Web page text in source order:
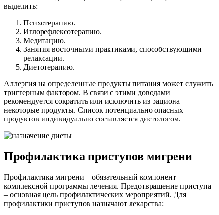
выделить:
Психотерапию.
Иглорефлексотерапию.
Медитацию.
Занятия восточными практиками, способствующими
релаксации.
Диетотерапию.
Аллергия на определенные продукты питания может служить
триггерным фактором. В связи с этими доводами
рекомендуется сократить или исключить из рациона
некоторые продукты. Список потенциально опасных
продуктов индивидуально составляется диетологом.
Профилактика приступов мигрени
Профилактика мигрени – обязательный компонент
комплексной программы лечения. Предотвращение приступа
– основная цель профилактических мероприятий. Для
профилактики приступов назначают лекарства: